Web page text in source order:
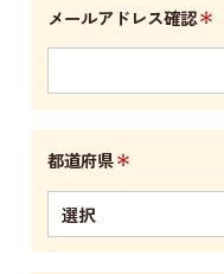
メールアドレス確認＊
都道府県＊